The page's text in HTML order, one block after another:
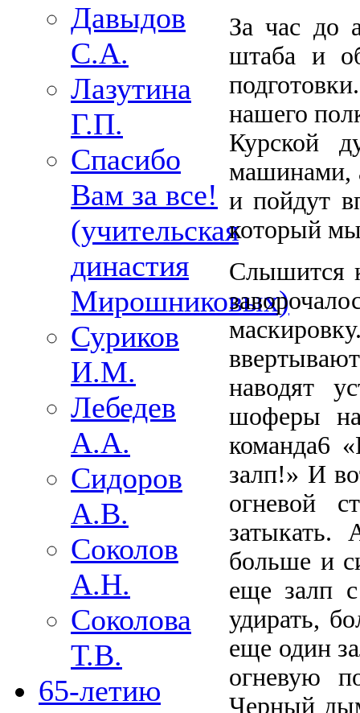
Давыдов
С.А.
Лазутина
Г.П.
Спасибо
Вам за все!
(учительская
династия
Мирошниковых)
Суриков
И.М.
Лебедев
А.А.
Сидоров
А.В.
Соколов
А.Н.
Соколова
Т.В.
65-летию
За час до
штаба и
нашего
Курской
машинами,
и пойдут
который
Слышится
наводят
шоферы
команда6
залп!» И
огневой
затыкать.
больше и
еще залп
удирать,
еще один
огневую
Черный